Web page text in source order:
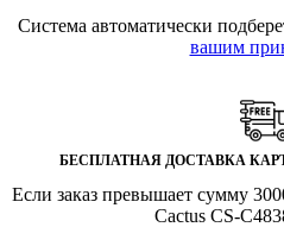
Система автоматически
вашим
БЕСПЛАТНАЯ ДОСТАВКА
Если заказ превышает сумму
Cactus CS-